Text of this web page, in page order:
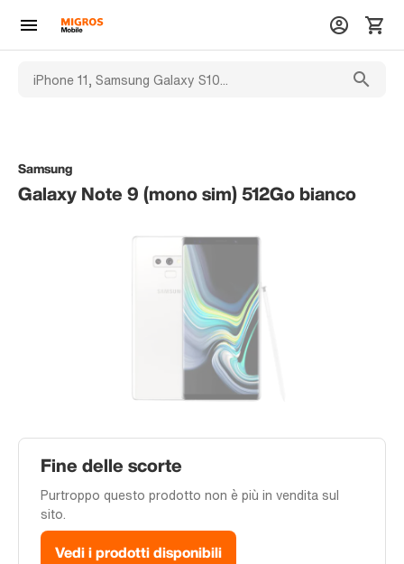
Samsung
Galaxy Note 9 (mono sim) 512Go bianco
Fine delle scorte
Purtroppo questo prodotto non è più in vendita sul
sito.
Vedi i prodotti disponibili